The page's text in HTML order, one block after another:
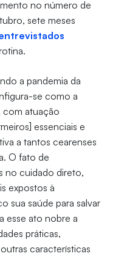
no número de
sete meses
a pandemia da
se como a
com atuação
essenciais e
a tantos cearenses
O fato de
no cuidado direto,
expostos à
sua saúde para salvar
esse ato nobre a
práticas,
características